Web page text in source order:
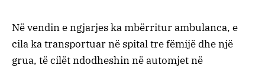
Në vendin e ngjarjes ka mbërritur ambulanca, e
cila ka transportuar në spital tre fëmijë dhe një
grua, të cilët ndodheshin në automjet në